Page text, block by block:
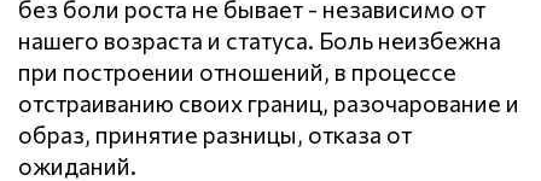
без боли роста не бывает - независимо от
нашего возраста и статуса. Боль неизбежна
при построении отношений, в процессе
отстраиванию своих границ, разочарование и
образ, принятие разницы, отказа от
ожиданий.